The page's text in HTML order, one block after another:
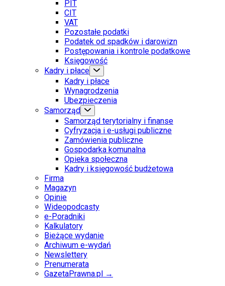
PIT
CIT
VAT
Pozostałe podatki
Podatek od spadków i darowizn
Postępowania i kontrole podatkowe
Księgowość
Kadry i płace
Kadry i płace
Wynagrodzenia
Ubezpieczenia
Samorząd
Samorząd terytorialny i finanse
Cyfryzacja i e-usługi publiczne
Zamówienia publiczne
Gospodarka komunalna
Opieka społeczna
Kadry i księgowość budżetowa
Firma
Magazyn
Opinie
Wideopodcasty
e-Poradniki
Kalkulatory
Bieżące wydanie
Archiwum e-wydań
Newslettery
Prenumerata
GazetaPrawna.pl →